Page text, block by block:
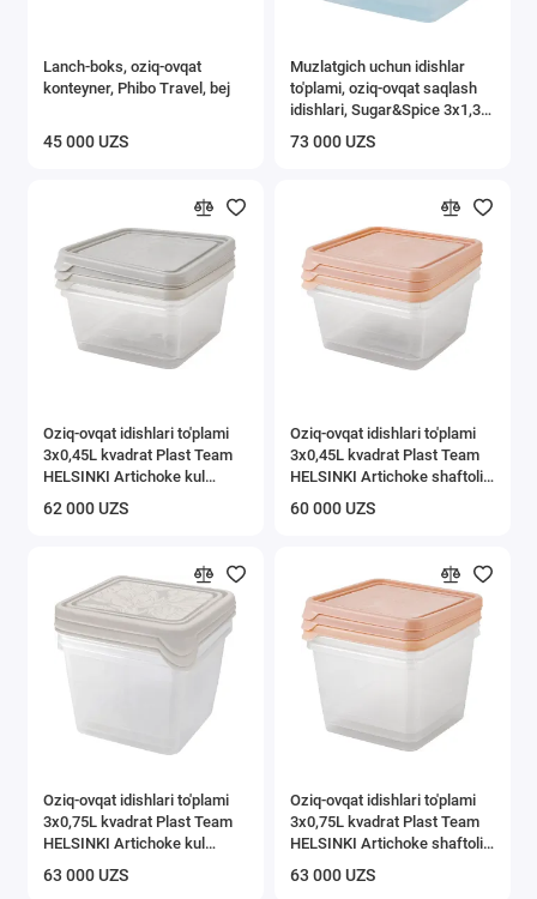
Lanch-boks, oziq-ovqat
konteyner, Phibo Travel, bej
45 000 UZS
Muzlatgich uchun idishlar
to'plami, oziq-ovqat saqlash
idishlari, Sugar&Spice 3x1,35l
73 000 UZS
Oziq-ovqat idishlari to'plami
3x0,45L kvadrat Plast Team
HELSINKI Artichoke kul
62 000 UZS
Oziq-ovqat idishlari to'plami
3x0,45L kvadrat Plast Team
HELSINKI Artichoke shaftoli
60 000 UZS
Oziq-ovqat idishlari to'plami
3x0,75L kvadrat Plast Team
HELSINKI Artichoke kul
63 000 UZS
Oziq-ovqat idishlari to'plami
3x0,75L kvadrat Plast Team
HELSINKI Artichoke shaftoli
63 000 UZS